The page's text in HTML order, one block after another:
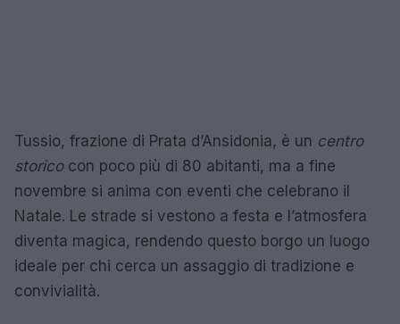
Tussio, frazione di Prata d’Ansidonia, è un centro
storicocon poco più di 80 abitanti, ma a fine
novembre si anima con eventi che celebrano il
Natale. Le strade si vestono a festa e l’atmosfera
diventa magica, rendendo questo borgo un luogo
ideale per chi cerca un assaggio di tradizione e
convivialità.